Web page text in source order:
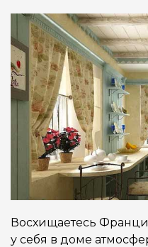
Восхищаетесь
у себя в доме